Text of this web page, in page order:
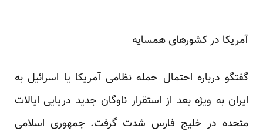
آمریکا در کشورهای همسایه
گفتگو درباره احتمال حمله نظامی آمریکا یا اسرائیل به
ایران به ویژه بعد از استقرار ناوگان جدید دریایی ایالات
متحده در خلیج فارس شدت گرفت. جمهوری اسلامی